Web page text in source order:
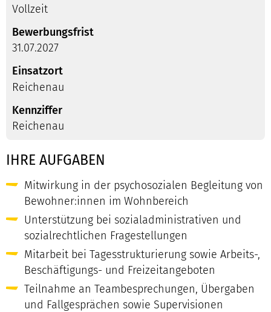
Vollzeit
Bewerbungsfrist
31.07.2027
Einsatzort
Reichenau
Kennziffer
Reichenau
IHRE AUFGABEN
Mitwirkung in der psychosozialen Begleitung von
Bewohner:innen im Wohnbereich
Unterstützung bei sozialadministrativen und
sozialrechtlichen Fragestellungen
Mitarbeit bei Tagesstrukturierung sowie Arbeits-,
Beschäftigungs- und Freizeitangeboten
Teilnahme an Teambesprechungen, Übergaben
und Fallgesprächen sowie Supervisionen